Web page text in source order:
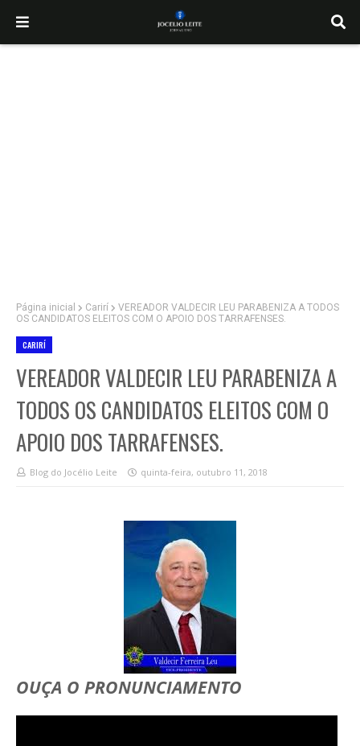
Página inicial Carirí
VEREADOR VALDECIR LEU PARABENIZA A TODOS
OS CANDIDATOS ELEITOS COM O APOIO DOS TARRAFENSES.
CARIRÍ
VEREADOR VALDECIR LEU PARABENIZA A
TODOS OS CANDIDATOS ELEITOS COM O
APOIO DOS TARRAFENSES.
Blog do Jocélio Leite quinta-feira, outubro 11, 2018
OUÇA O PRONUNCIAMENTO